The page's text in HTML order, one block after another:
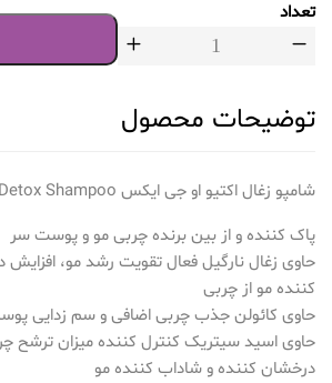
تعداد
توضیحات محصول
شامپو زغال اکتیو او جی ایکس OGX Charcoal Detox Shampoo
پاک کننده و از بین برنده چربی مو و پوست سر
حاوی زغال نارگیل فعال تقویت رشد مو،
کننده مو از چربی
حاوی کائولن جذب چربی اضافی و سم زدایی
حاوی اسید سیتریک کنترل کننده میزان ترشح
درخشان کننده و شاداب کننده مو